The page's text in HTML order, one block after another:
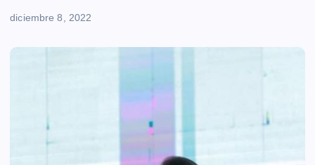
diciembre 8, 2022